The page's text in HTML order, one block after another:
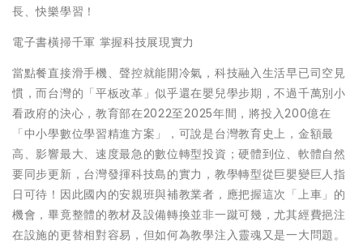
長、快樂學習！
電子書橫掃千軍 掌握科技展現實力
當點餐直接滑手機、聲控就能開冷氣，科技融入生活早已司空見
慣，而台灣的「平板改革」似乎還在嬰兒學步期，不過千萬別小
看政府的決心，教育部在2022至2025年間，將投入200億在
「中小學數位學習精進方案」，可說是台灣教育史上，金額最
高、影響最大、速度最急的數位轉型投資；硬體到位、軟體自然
要同步更新，台灣發揮科技島的實力，教學轉型從巨嬰變巨人指
日可待！因此國內的安親班與補教業者，應把握這次「上車」的
機會，畢竟整體的教材及設備轉換並非一蹴可幾，尤其經費挹注
在設施的更替相對容易，但如何為教學注入靈魂又是一大問題。